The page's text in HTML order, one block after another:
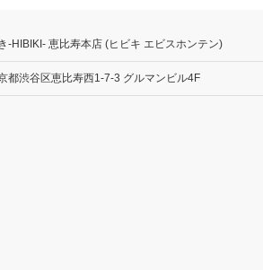
‐HIBIKI‐ 恵比寿本店 (ヒビキ エビスホンテン)
都渋谷区恵比寿西1-7-3 グルマンビル4F